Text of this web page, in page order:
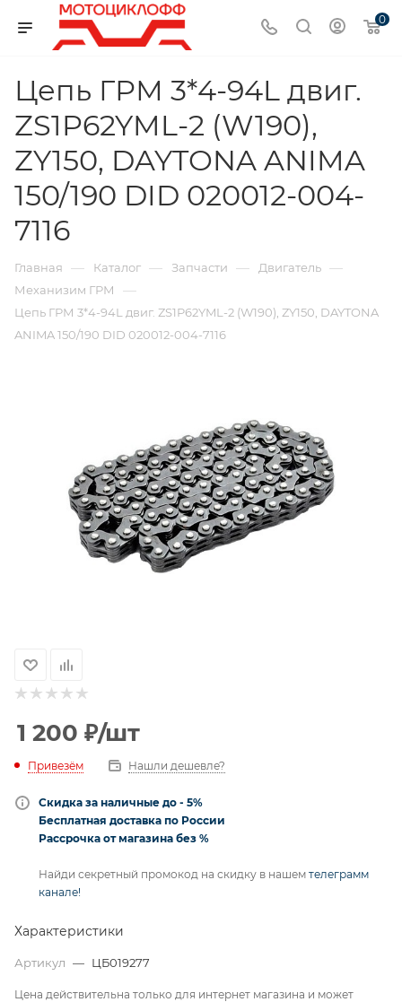
0
Цепь ГРМ 3*4-94L двиг.
ZS1P62YML-2 (W190),
ZY150, DAYTONA ANIMA
150/190 DID 020012-004-
7116
Главная — Каталог — Запчасти — Двигатель —
Механизим ГРМ —
Цепь ГРМ 3*4-94L двиг. ZS1P62YML-2 (W190), ZY150, DAYTONA
ANIMA 150/190 DID 020012-004-7116
1 200 ₽/шт
Привезём Нашли дешевле?
Скидка за наличные до - 5%
Бесплатная доставка по России
Рассрочка от магазина без %
Найди секретный промокод на скидку в нашем телеграмм
канале!
Характеристики
Артикул — ЦБ019277
Цена действительна только для интернет магазина и может